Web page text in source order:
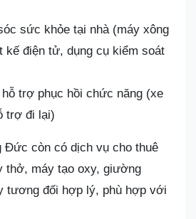
sức khỏe tại nhà (máy xông
kế điện tử, dụng cụ kiểm soát
trợ phục hồi chức năng (xe
trợ đi lại)
Đức còn có dịch vụ cho thuê
thở, máy tạo oxy, giường
tương đối hợp lý, phù hợp với